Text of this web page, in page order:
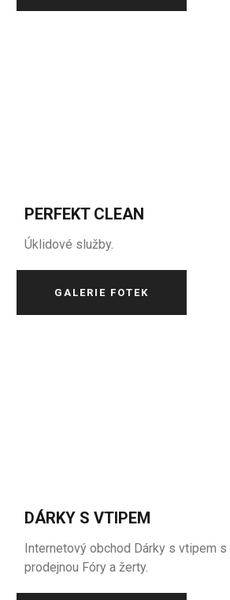
PERFEKT CLEAN
Úklidové služby.
GALERIE FOTEK
DÁRKY S VTIPEM
Internetový obchod Dárky s vtipem s
prodejnou Fóry a žerty.